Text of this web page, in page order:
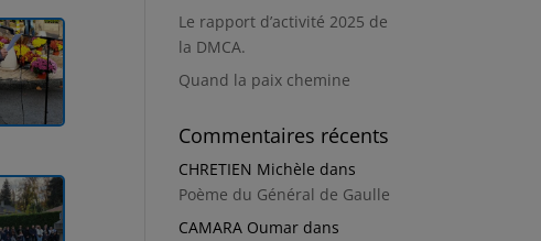
Le rapport d’activité 2025 de
la DMCA.
Quand la paix chemine
Commentaires récents
CHRETIEN Michèle dans
Poème du Général de Gaulle
CAMARA Oumar dans